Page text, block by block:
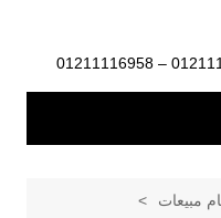
مبيعات